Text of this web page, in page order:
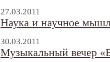
27.03.2011
Наука и научное
30.03.2011
Музыкальный вечер